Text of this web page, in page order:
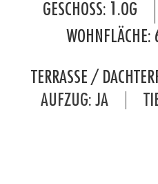
GESCHOSS: 1.OG
WOHNFLÄCHE:
TERRASSE /
AUFZUG: JA